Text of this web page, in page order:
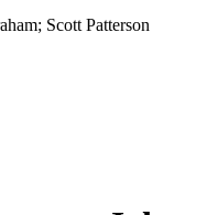
Scott Patterson